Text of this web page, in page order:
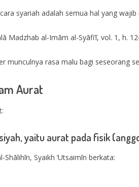
syariah adalah semua hal yang
Madzhab al-Imām al-Syāfi’ī, vol. 1, h.
munculnya rasa malu bagi seseorang
Aurat
yaitu aurat pada fisik
Shālihīn, Syaikh ‘Utsaimīn berkata: